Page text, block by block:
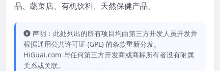
品、蔬菜店、有机饮料、天然保健产品。
声明：此处列出的所有项目均由第三方开发人员开发并
根据通用公共许可证 (GPL) 的条款重新分发。
HiGuai.com 与任何第三方开发商或商标所有者没有附属
关系或关联。